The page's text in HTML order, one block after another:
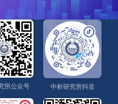
所公众号 中析研究所抖音